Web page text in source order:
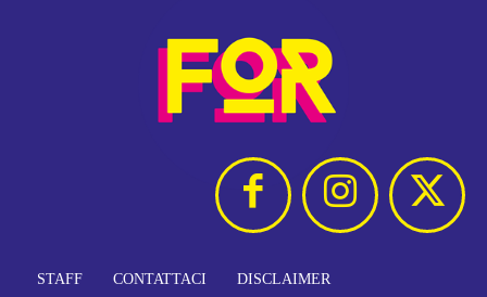
STAFF CONTATTACI DISCLAIMER